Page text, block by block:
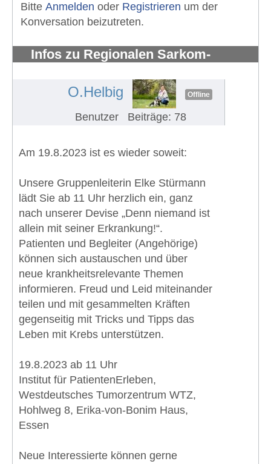
Bitte Anmelden oder Registrieren um der
Konversation beizutreten.
Infos zu Regionalen Sarkom-
O.Helbig Offline
Benutzer Beiträge: 78
Am 19.8.2023 ist es wieder soweit:
Unsere Gruppenleiterin Elke Stürmann
lädt Sie ab 11 Uhr herzlich ein, ganz
nach unserer Devise „Denn niemand ist
allein mit seiner Erkrankung!“.
Patienten und Begleiter (Angehörige)
können sich austauschen und über
neue krankheitsrelevante Themen
informieren. Freud und Leid miteinander
teilen und mit gesammelten Kräften
gegenseitig mit Tricks und Tipps das
Leben mit Krebs unterstützen.
19.8.2023 ab 11 Uhr
Institut für PatientenErleben,
Westdeutsches Tumorzentrum WTZ,
Hohlweg 8, Erika-von-Bonim Haus,
Essen
Neue Interessierte können gerne